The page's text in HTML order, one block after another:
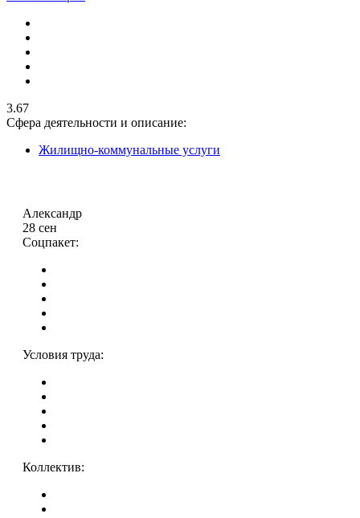
3.67
Сфера деятельности и описание:
Жилищно-коммунальные услуги
Александр
28 сен
Соцпакет:
Условия труда:
Коллектив: